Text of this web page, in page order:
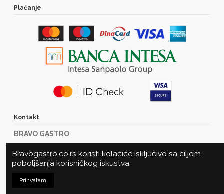
Plaćanje
Kontakt
BRAVO GASTRO
21000 Novi Sad
Tel: +381216360485
office@bravogastro.rs
Bravogastro.co.rs koristi kolačiće isključivo sa ciljem
poboljšanja korisničkog iskustva.
Prihvatam